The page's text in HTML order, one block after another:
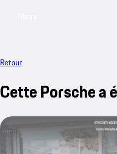
Retour
Cette Porsche a
vendu